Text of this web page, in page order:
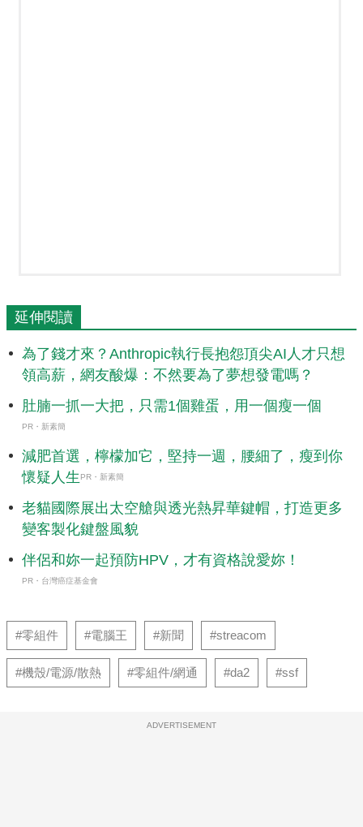
延伸閱讀
為了錢才來？Anthropic執行長抱怨頂尖AI人才只想
領高薪，網友酸爆：不然要為了夢想發電嗎？
肚腩一抓一大把，只需1個雞蛋，用一個瘦一個
PR・新素簡
減肥首選，檸檬加它，堅持一週，腰細了，瘦到你
懷疑人生 PR・新素簡
老貓國際展出太空艙與透光熱昇華鍵帽，打造更多
變客製化鍵盤風貌
伴侶和妳一起預防HPV，才有資格說愛妳！
PR・台灣癌症基金會
#零組件 #電腦王 #新聞 #streacom
#機殼/電源/散熱 #零組件/網通 #da2 #ssf
ADVERTISEMENT